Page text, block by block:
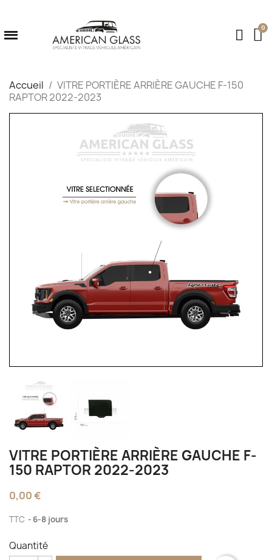
Accueil
VITRE PORTIÈRE ARRIÈRE GAUCHE F-150
RAPTOR 2022-2023
VITRE PORTIÈRE ARRIÈRE GAUCHE F-
150 RAPTOR 2022-2023
0,00 €
TTC 6-8 jours
Quantité